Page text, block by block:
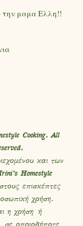
την μαμα Ελλη!!
Cooking. All
και των
Homestyle
επισκέπτες
χρήση.
η χρήση ή
οποιοδήποτε